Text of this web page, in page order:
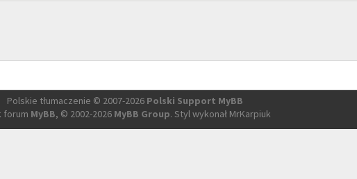
Polskie tłumaczenie © 2007-2026 Polski Support MyBB
forum MyBB, © 2002-2026 MyBB Group. Styl wykonał MrKarpiuk